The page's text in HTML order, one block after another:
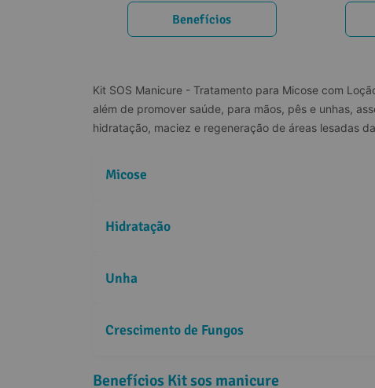
Benefícios
Kit SOS Manicure - Tratamento para Micose com
além de promover saúde, para mãos, pês e unhas,
hidratação, maciez e regeneração de áreas lesadas
Micose
Óleo de Melaleuca
Hidratação
Unha
Bio Calcium
Crescimento de Fungos
Fluconazol
Benefícios Kit sos manicure